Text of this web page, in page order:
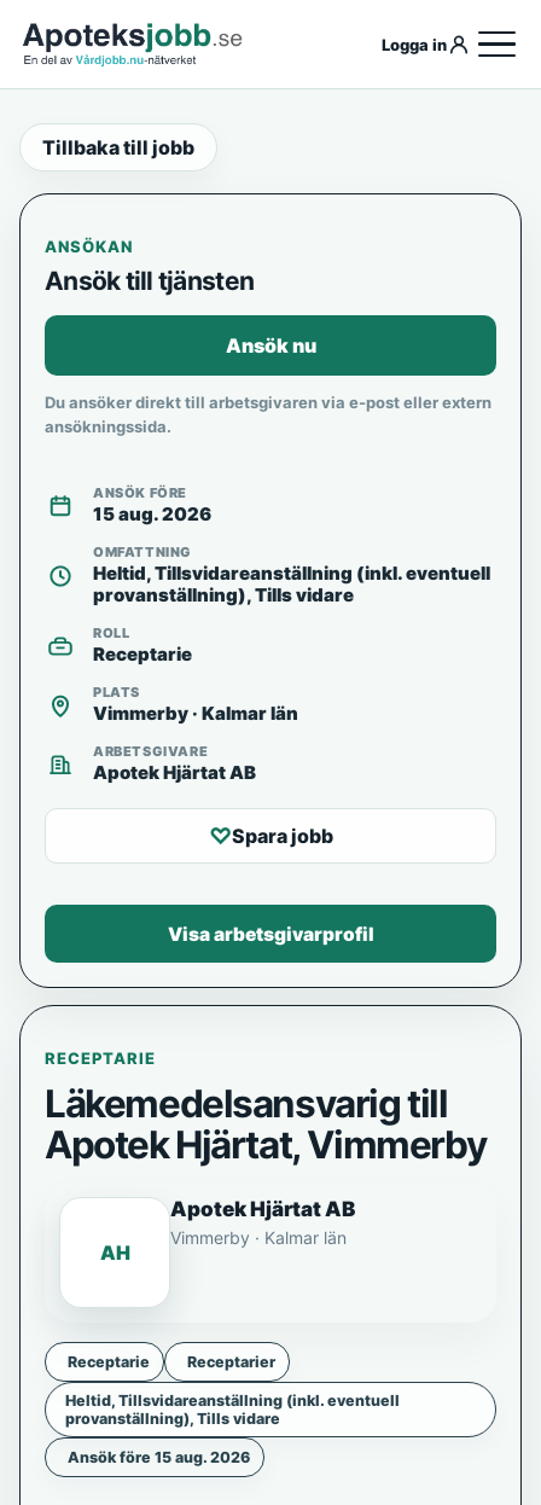
Logga in
Tillbaka till jobb
RECEPTARIE
Läkemedelsansvarig till
Apotek Hjärtat, Vimmerby
AH
Apotek Hjärtat AB
Vimmerby · Kalmar län
Receptarie Receptarier
Heltid, Tillsvidareanställning (inkl. eventuell
provanställning), Tills vidare
Ansök före 15 aug. 2026
ANSÖKAN
Ansök till tjänsten
Ansök nu
Du ansöker direkt till arbetsgivaren via e-post eller extern
ansökningssida.
ANSÖK FÖRE
15 aug. 2026
OMFATTNING
Heltid, Tillsvidareanställning (inkl. eventuell
provanställning), Tills vidare
ROLL
Receptarie
PLATS
Vimmerby · Kalmar län
ARBETSGIVARE
Apotek Hjärtat AB
♡Spara jobb
Visa arbetsgivarprofil